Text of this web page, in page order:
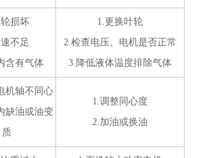
损坏
不足
含有气体
1.更换叶轮
2.检查电压、电机是否正常
3.降低液体温度排除气体
机轴不同心
缺油或油变
质
1.调整同心度
2.加油或换油